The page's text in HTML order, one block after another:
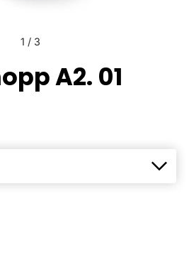
1 / 3
A2. 01